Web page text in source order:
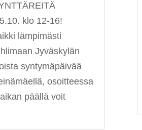
klo 12-16!
lämpimästi
Jyväskylän
syntymäpäivää
osoitteessa
päällä voit